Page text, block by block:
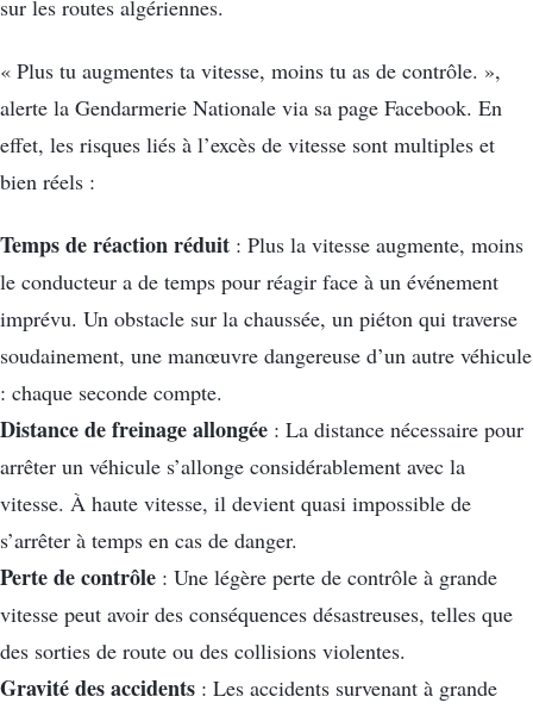
sur les routes algériennes.
« Plus tu augmentes ta vitesse, moins tu as de contrôle. »,
alerte la Gendarmerie Nationale via sa page Facebook. En
effet, les risques liés à l’excès de vitesse sont multiples et
bien réels :
Temps de réaction réduit : Plus la vitesse augmente, moins
le conducteur a de temps pour réagir face à un événement
imprévu. Un obstacle sur la chaussée, un piéton qui traverse
soudainement, une manœuvre dangereuse d’un autre véhicule
: chaque seconde compte.
Distance de freinage allongée : La distance nécessaire pour
arrêter un véhicule s’allonge considérablement avec la
vitesse. À haute vitesse, il devient quasi impossible de
s’arrêter à temps en cas de danger.
Perte de contrôle : Une légère perte de contrôle à grande
vitesse peut avoir des conséquences désastreuses, telles que
des sorties de route ou des collisions violentes.
Gravité des accidents : Les accidents survenant à grande